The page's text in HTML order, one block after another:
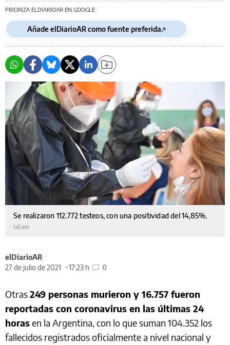
PRIORIZA ELDIARIOAR EN GOOGLE
Añade elDiarioAR como fuente preferida
Se realizaron 112.772 testeos, con una positividad del 14,85%.
télam
elDiarioAR
27 de julio de 2021
17:23 h 0
Otras249 personas murieron y 16.757 fueron
reportadas con coronavirus en las últimas 24
horasen la Argentina, con lo que suman 104.352 los
fallecidos registrados oficialmente a nivel nacional y